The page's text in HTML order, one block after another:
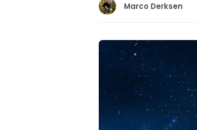
Marco Derksen